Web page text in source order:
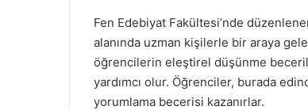
Fen Edebiyat Fakültesi’nde
alanında uzman kişilerle bir araya
öğrencilerin eleştirel düşünme
yardımcı olur. Öğrenciler, burada
yorumlama becerisi kazanırlar.